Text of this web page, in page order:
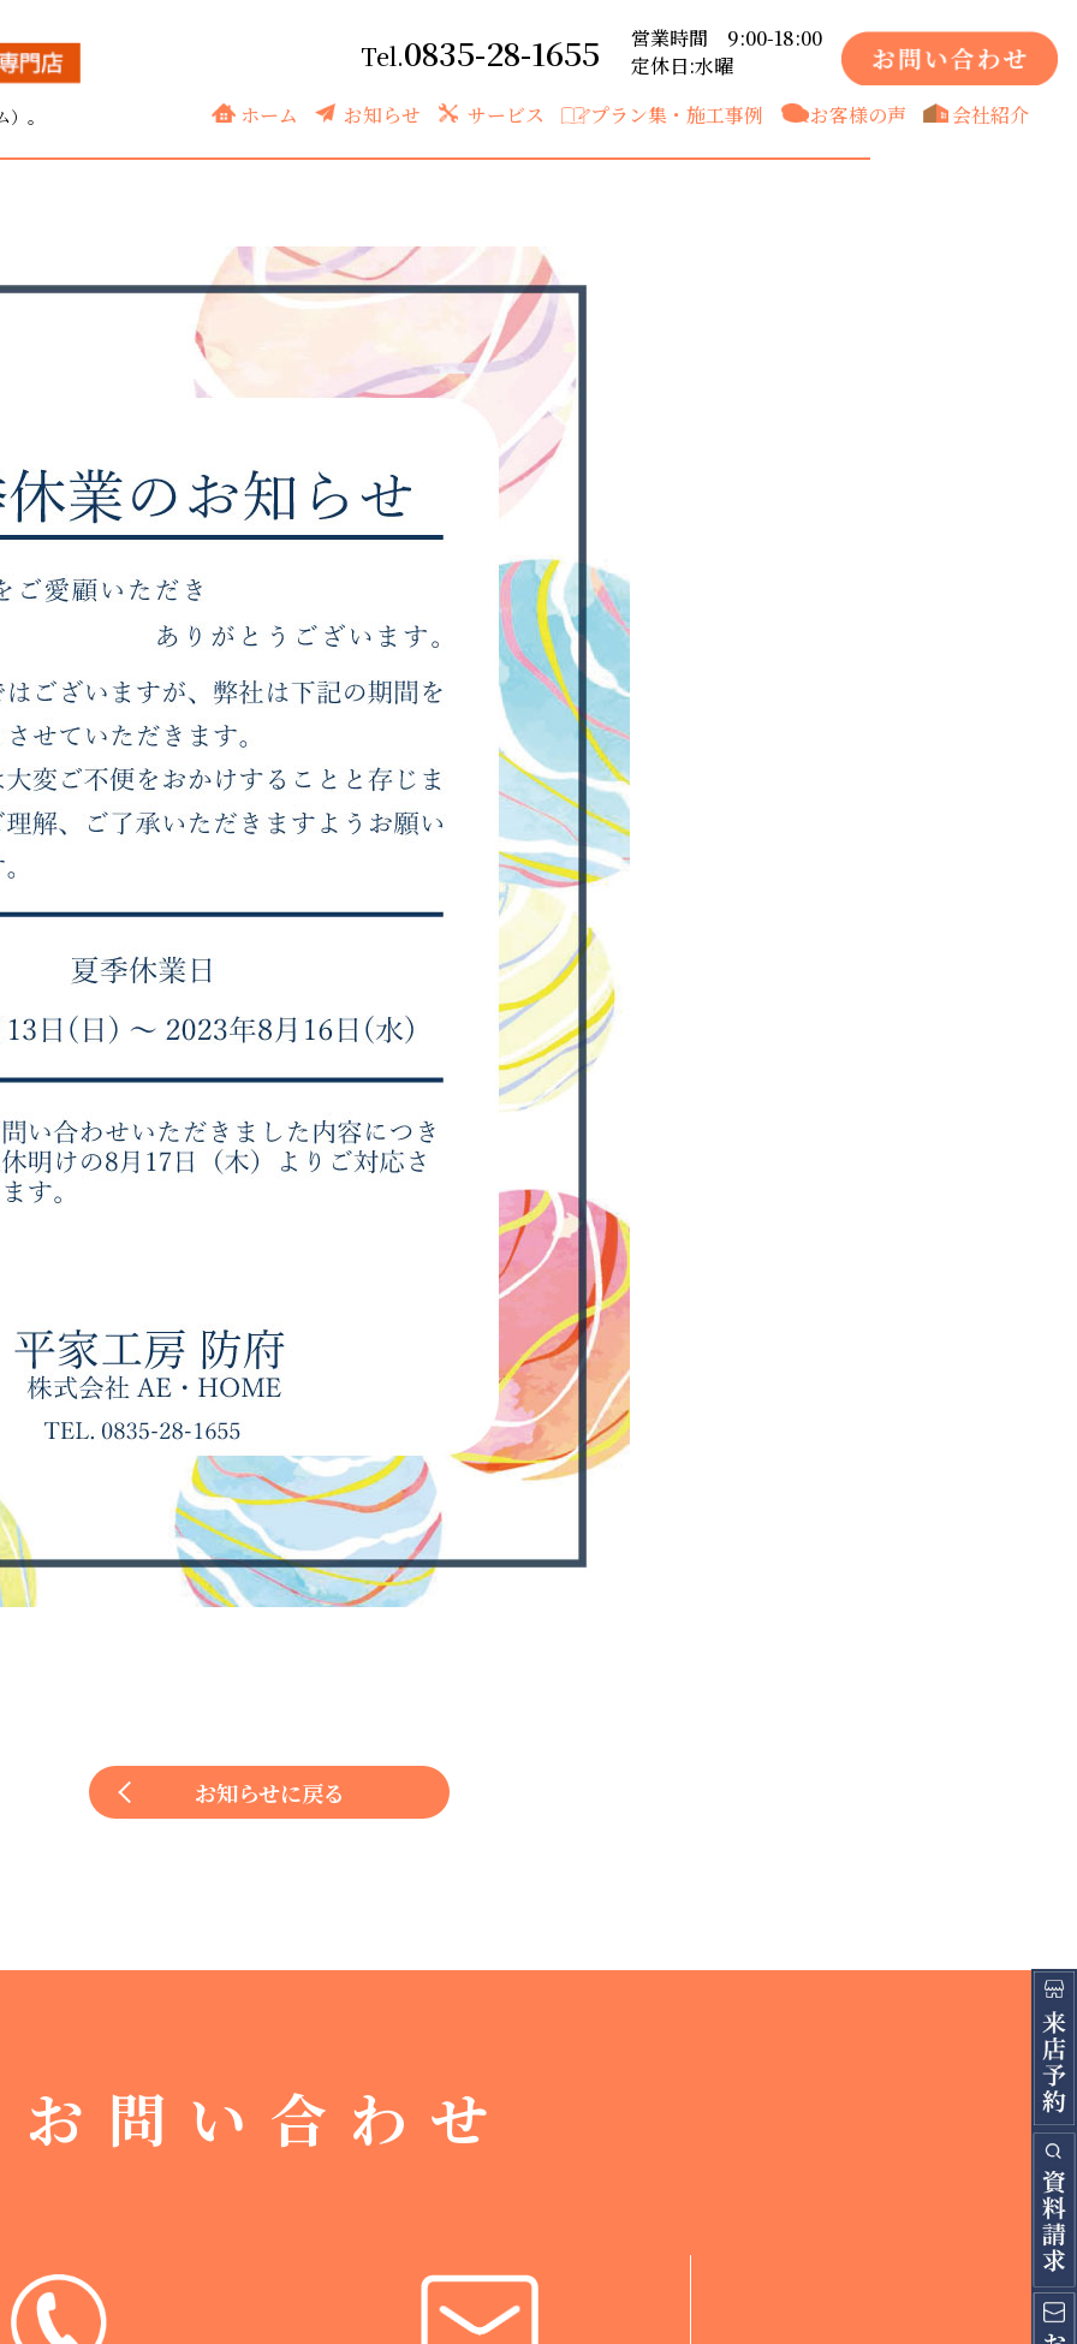
。
0835-28-1655
営業時間 9:00-18:00
定休日:水曜
ホーム
お知らせ サービス プラン集・施工事例 お客様の声 会社紹介
お知らせに戻る
お問い合わせ